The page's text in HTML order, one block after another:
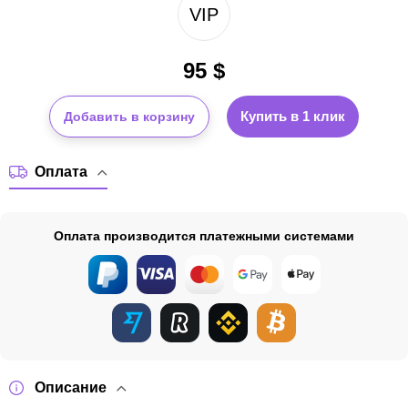
VIP
95 $
Добавить в корзину Купить в 1 клик
Описание
Оплата
Оплата производится платежными системами